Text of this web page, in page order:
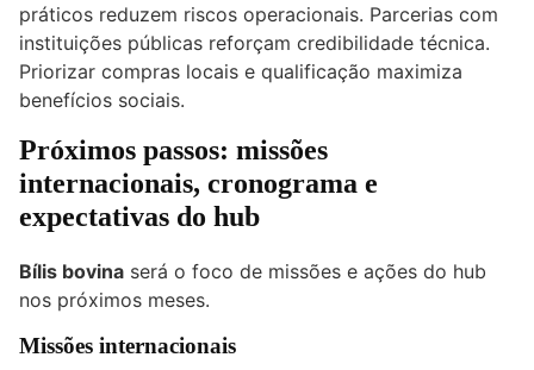
práticos reduzem riscos operacionais. Parcerias com
instituições públicas reforçam credibilidade técnica.
Priorizar compras locais e qualificação maximiza
benefícios sociais.
Próximos passos: missões
internacionais, cronograma e
expectativas do hub
Bílis bovina será o foco de missões e ações do hub
nos próximos meses.
Missões internacionais